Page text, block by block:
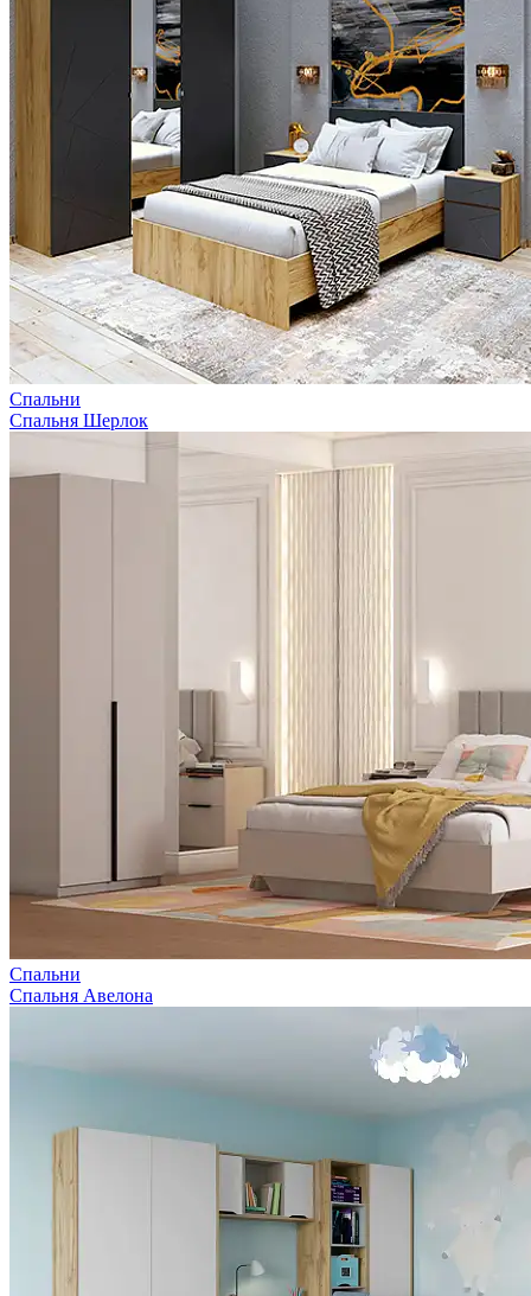
Спальни
Спальня Шерлок
Спальни
Спальня Авелона